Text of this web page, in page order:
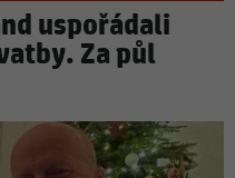
uspořádali
Za půl